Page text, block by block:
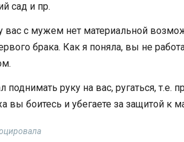
сад и пр.
с мужем нет материальной
брака. Как я поняла, вы не
руку на вас, ругаться, т.е.
вы боитесь и убегаете за защитой к